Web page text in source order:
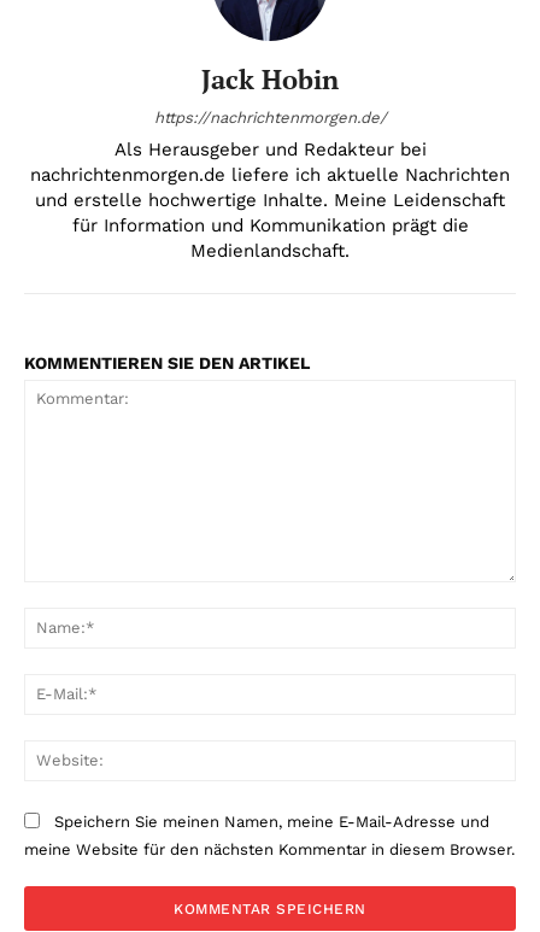
Jack Hobin
https://nachrichtenmorgen.de/
Als Herausgeber und Redakteur bei
nachrichtenmorgen.de liefere ich aktuelle Nachrichten
und erstelle hochwertige Inhalte. Meine Leidenschaft
für Information und Kommunikation prägt die
Medienlandschaft.
KOMMENTIEREN SIE DEN ARTIKEL
Speichern Sie meinen Namen, meine E-Mail-Adresse und
meine Website für den nächsten Kommentar in diesem Browser.